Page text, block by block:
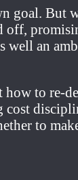
But
well an
to re-
to